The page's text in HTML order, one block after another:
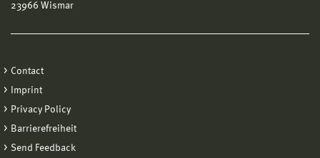
23966 Wismar
Contact
Imprint
Privacy Policy
Barrierefreiheit
Send Feedback